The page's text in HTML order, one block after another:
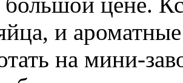
и
на мини-